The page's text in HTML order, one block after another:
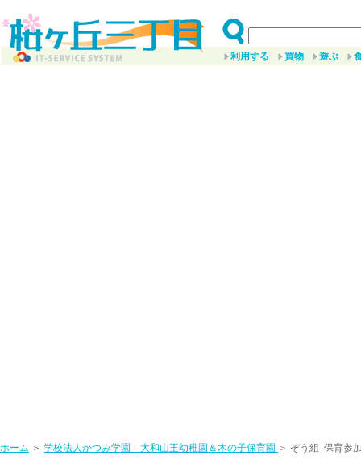
利用する 買物 遊ぶ
ホーム ＞ 学校法人かつみ学園 大和山王幼稚園＆木の子保育園 ＞ ぞう組 保育参